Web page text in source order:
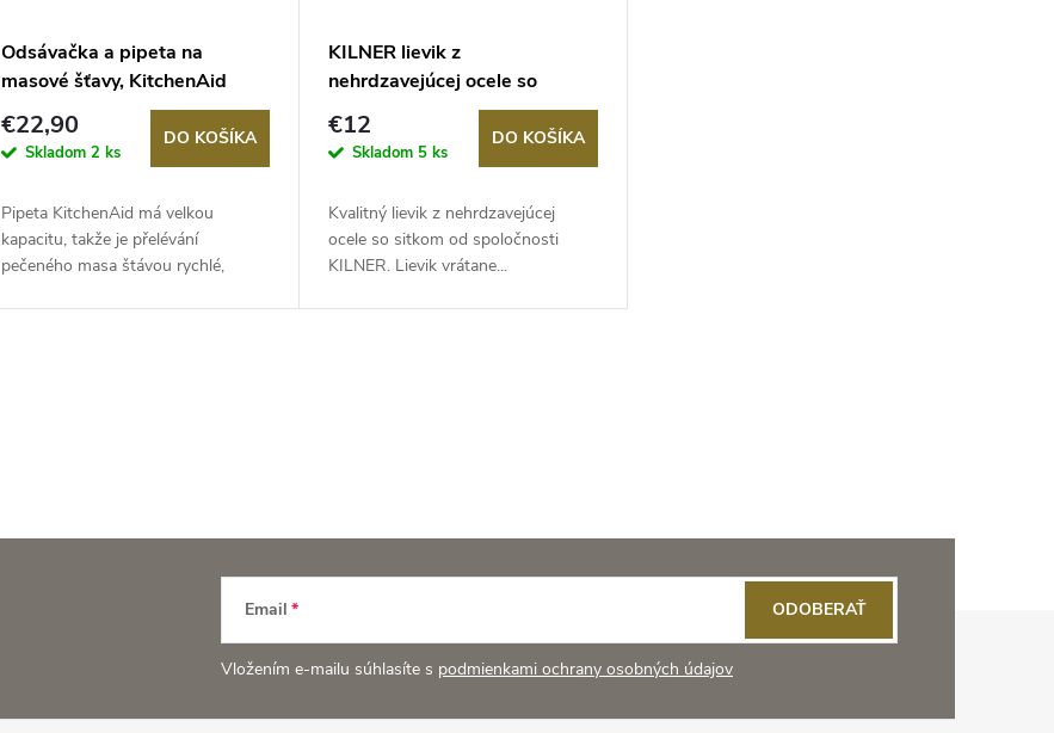
Odsávačka a pipeta na
masové šťavy, KitchenAid
€22,90
Skladom 2 ks
DO KOŠÍKA
Pipeta KitchenAid má velkou
kapacitu, takže je přelévání
pečeného masa štávou rychlé,
KILNER lievik z
nehrdzavejúcej ocele so
sitkom 13x11,5cm
€12
Skladom 5 ks
DO KOŠÍKA
Kvalitný lievik z nehrdzavejúcej
ocele so sitkom od spoločnosti
KILNER. Lievik vrátane...
Email
Vložením e-mailu súhlasíte s podmienkami ochrany osobných údajov
ODOBERAŤ